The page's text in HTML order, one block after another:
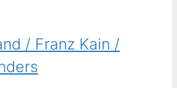
/ Franz Kain /